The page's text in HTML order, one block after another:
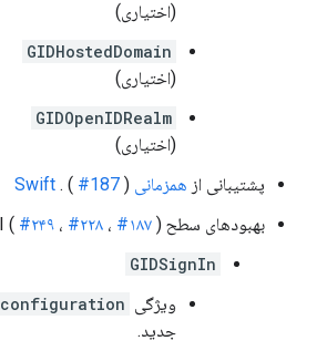
(اختیاری)
GIDHostedDomain
(اختیاری)
GIDOpenIDRealm
(اختیاری)
پشتیبانی از همزمانی Swift . ( #187 )
بهبودهای سطح API (
#۲۴۹ ، #۲۲۸ ، #۱۸۷ )
GIDSignIn
ویژگی configuration
جدید.